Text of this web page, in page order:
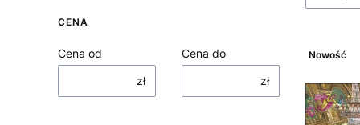
CENA
Cena od
zł
Cena do
zł
Nowość